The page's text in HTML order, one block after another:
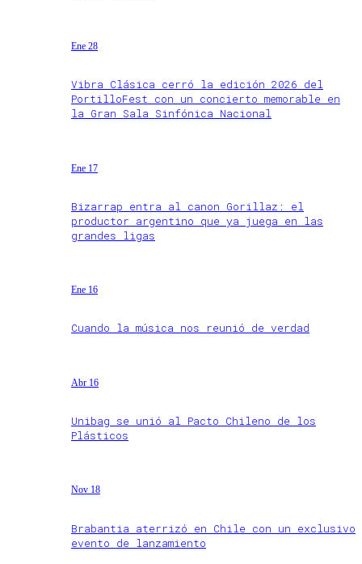
Ene 28
Vibra Clásica cerró la edición 2026 del
PortilloFest con un concierto memorable en
la Gran Sala Sinfónica Nacional
Ene 17
Bizarrap entra al canon Gorillaz: el
productor argentino que ya juega en las
grandes ligas
Ene 16
Cuando la música nos reunió de verdad
Abr 16
Unibag se unió al Pacto Chileno de los
Plásticos
Nov 18
Brabantia aterrizó en Chile con un exclusivo
evento de lanzamiento